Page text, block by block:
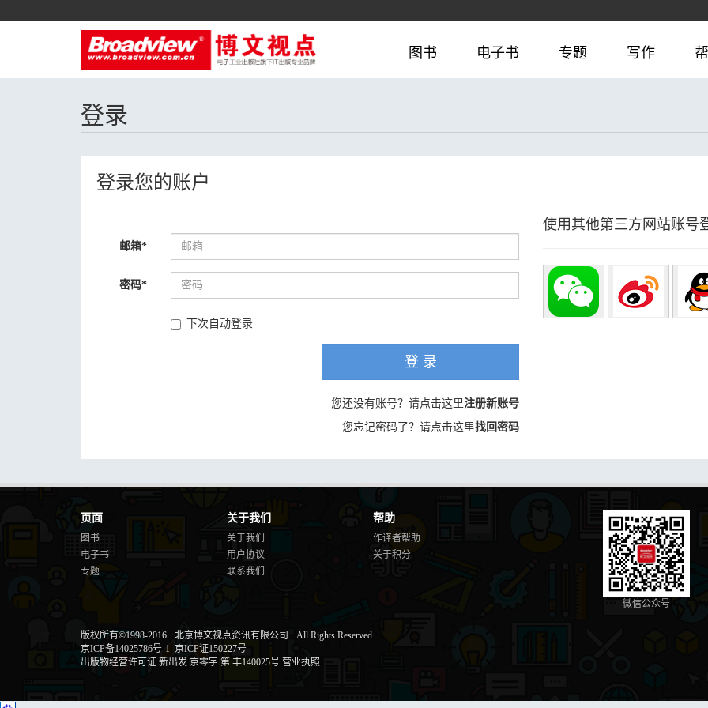
图书 电子书 专题 写作
登录
登录您的账户
邮箱*
密码*
下次自动登录
登 录
您还没有账号？请点击这里注册新账号
您忘记密码了？请点击这里找回密码
使用其他第三方网站账号
页面
图书
电子书
专题
关于我们
关于我们
用户协议
联系我们
帮助
作译者帮助
关于积分
微信公众号
版权所有©1998-2016 · 北京博文视点资讯有限公司 · All Rights Reserved
京ICP备14025786号-1 京ICP证150227号
出版物经营许可证 新出发 京零字 第 丰140025号 营业执照